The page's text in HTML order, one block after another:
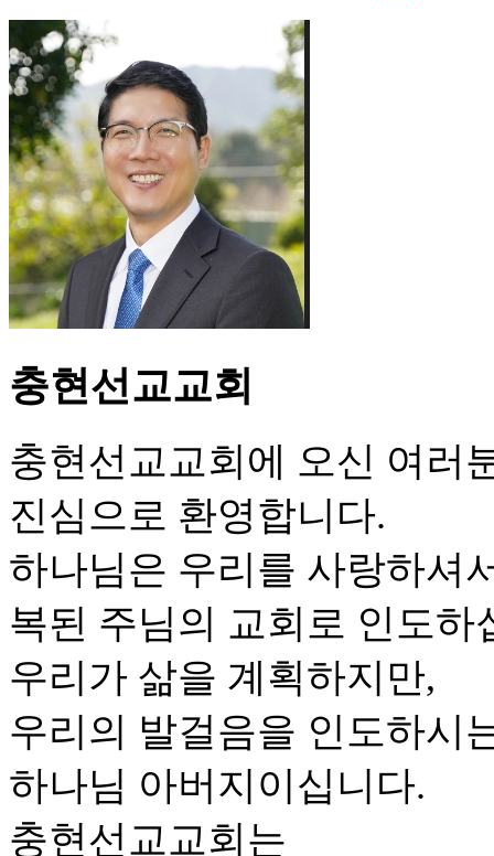
충현선교교회
충현선교교회에 오신 여러
진심으로 환영합니다.
하나님은 우리를 사랑하셔
복된 주님의 교회로 인도하
우리가 삶을 계획하지만,
우리의 발걸음을 인도하시
하나님 아버지이십니다.
충현선교교회는